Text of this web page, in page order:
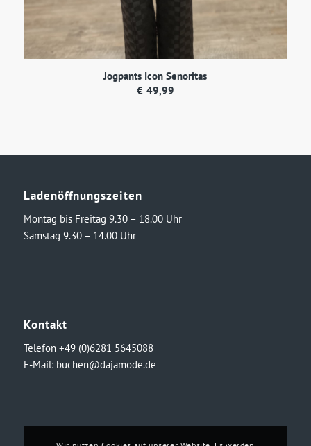
Jogpants Icon Senoritas
€ 49,99
Ladenöffnungszeiten
Montag bis Freitag 9.30 – 18.00 Uhr
Samstag 9.30 – 14.00 Uhr
Kontakt
Telefon +49 (0)6281 5645088
E-Mail: buchen@dajamode.de